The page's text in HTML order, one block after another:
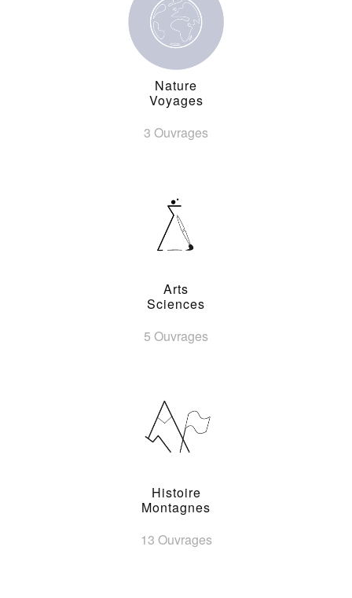
Nature
Voyages
3 Ouvrages
Arts
Sciences
5 Ouvrages
Histoire
Montagnes
13 Ouvrages